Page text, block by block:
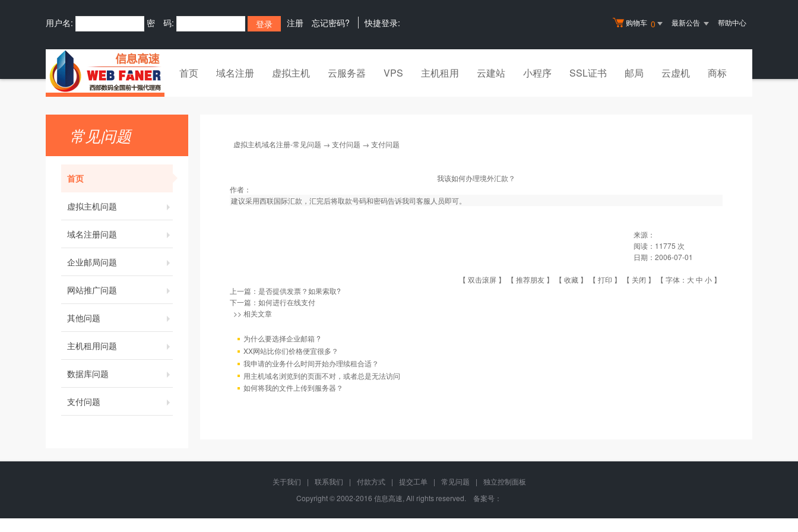
购物车 0 最新公告 帮助中心
用户名: 密 码: 注册 忘记密码? 快捷登录:
首页 域名注册 虚拟主机 云服务器 VPS 主机租用 云建站 小程序 SSL证书 邮局 云虚机 商标
常见问题
首页
虚拟主机问题
域名注册问题
企业邮局问题
网站推广问题
其他问题
主机租用问题
数据库问题
支付问题
虚拟主机域名注册-常见问题 → 支付问题 → 支付问题
我该如何办理境外汇款？
作者：
建议采用西联国际汇款，汇完后将取款号码和密码告诉我司客服人员即可。
来源：
阅读： 11775 次
日期： 2006-07-01
【 双击滚屏 】 【 推荐朋友 】 【 收藏 】 【 打印 】 【 关闭 】 【 字体： 大中 小 】
上一篇： 是否提供发票？如果索取?
下一篇： 如何进行在线支付
>> 相关文章
为什么要选择企业邮箱 ?
XX网站比你们价格便宜很多？
我申请的业务什么时间开始办理续租合适？
用主机域名浏览到的页面不对，或者总是无法访问
如何将我的文件上传到服务器？
关于我们 | 联系我们 | 付款方式 | 提交工单 | 常见问题 |
独立控制面板
Copyright © 2002-2016 信息高速, All rights reserved. 备案号：